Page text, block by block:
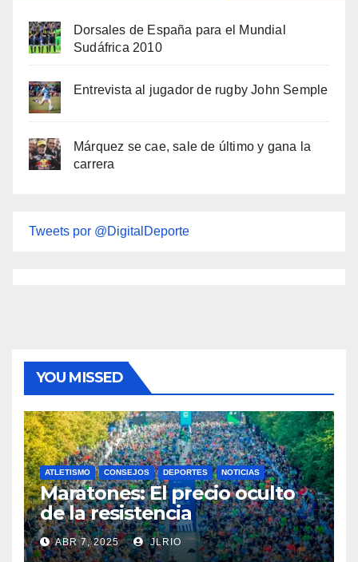
Dorsales de España para el Mundial
Sudáfrica 2010
Entrevista al jugador de rugby John Semple
Márquez se cae, sale de último y gana la
carrera
Tweets por @DigitalDeporte
YOU MISSED
ATLETISMO CONSEJOS DEPORTES NOTICIAS
Maratones: El precio oculto
de la resistencia
ABR 7, 2025 JLRIO